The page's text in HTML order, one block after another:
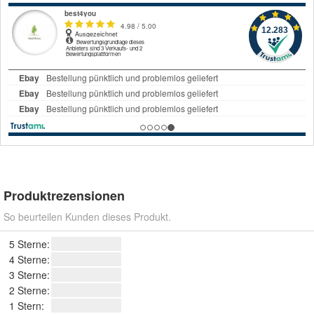
Produktrezensionen
So beurteilen Kunden dieses Produkt.
5 Sterne:
4 Sterne:
3 Sterne:
2 Sterne:
1 Stern: